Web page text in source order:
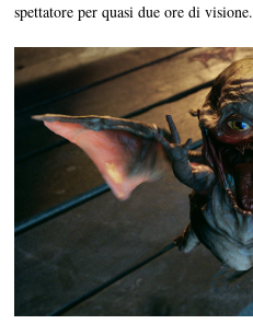
spettatore per quasi due ore di visione.